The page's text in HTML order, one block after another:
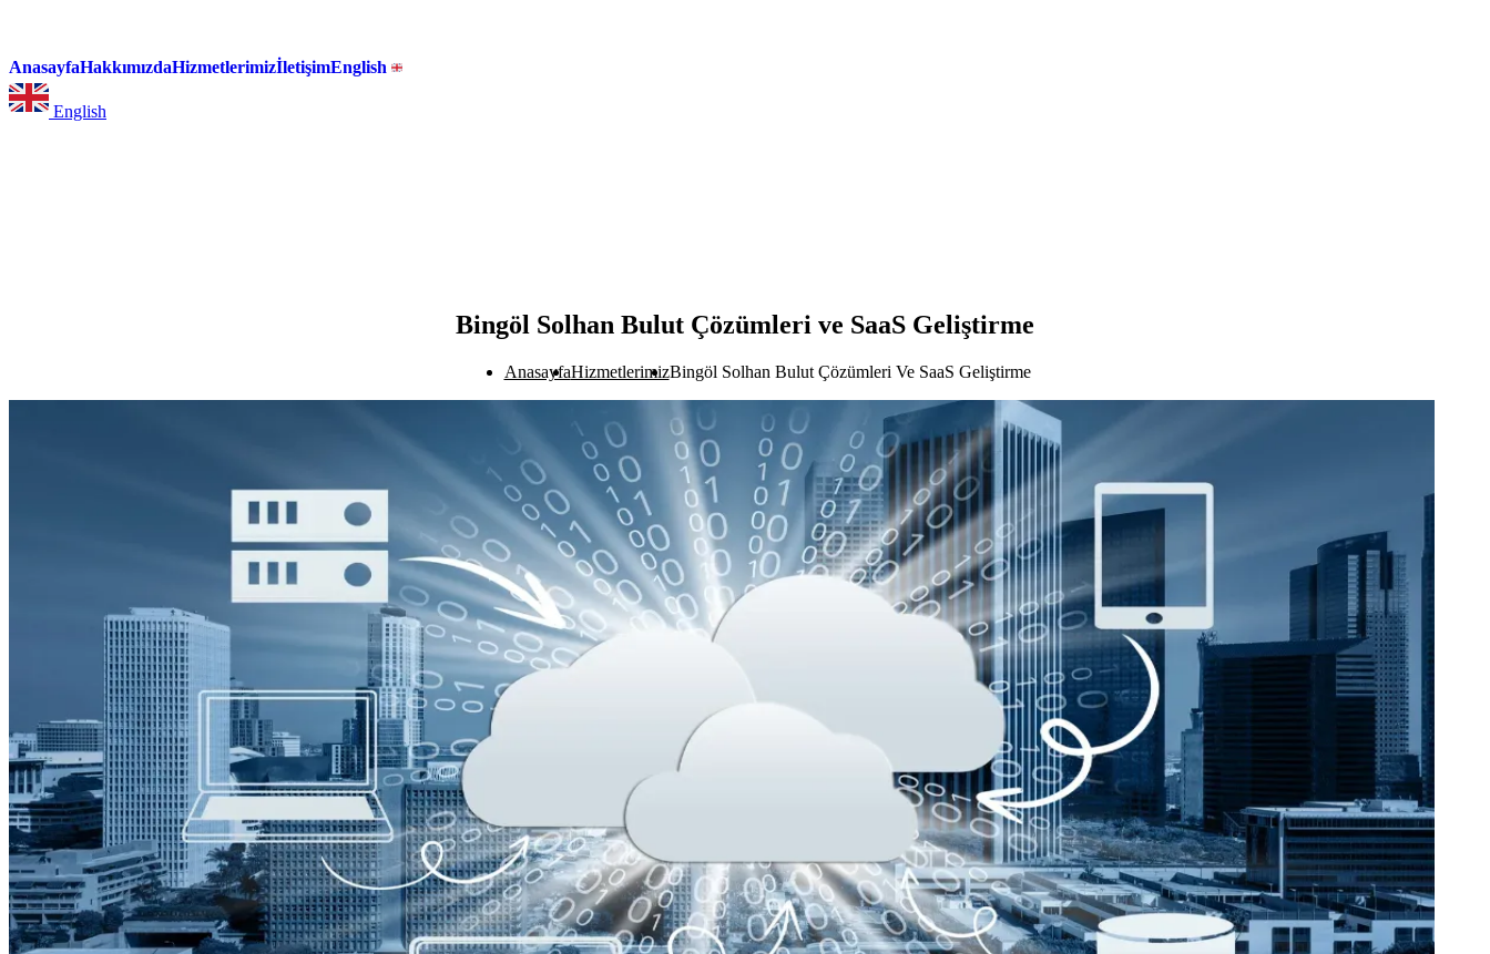
AnasayfaHakkımızdaHizmetlerimizİletişimEnglish
English
Bingöl Solhan Bulut Çözümleri ve SaaS Geliştirme
AnasayfaHizmetlerimizBingöl Solhan Bulut Çözümleri Ve SaaS Geliştirme